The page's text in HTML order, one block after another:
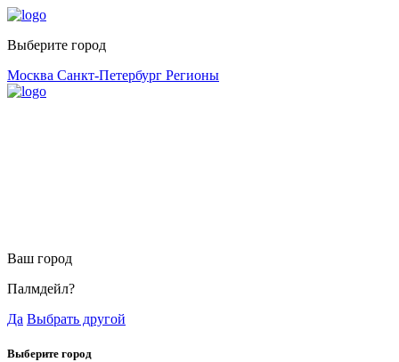
Выберите город
Москва Санкт-Петербург Регионы
Ваш город
Палмдейл?
Да Выбрать другой
Выберите город